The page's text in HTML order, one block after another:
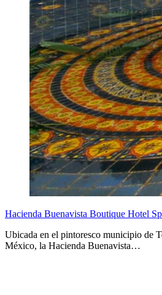
Hacienda Buenavista Boutique Hotel
Ubicada en el pintoresco municipio de
México, la Hacienda Buenavista…